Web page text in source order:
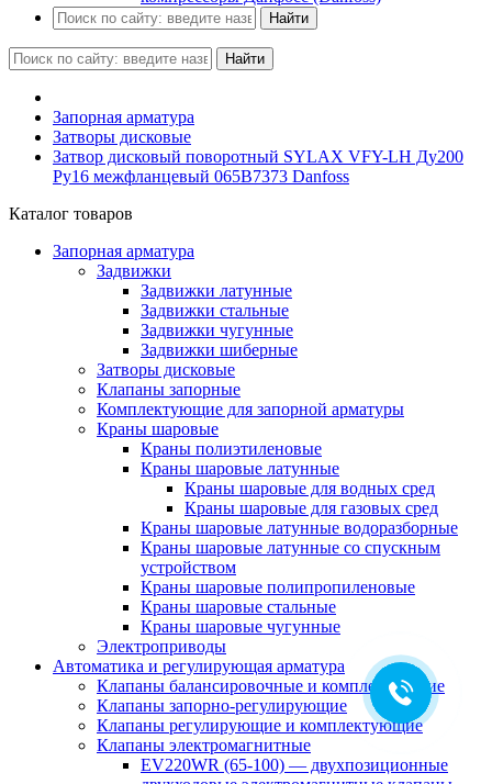
Найти
Найти
Запорная арматура
Затворы дисковые
Затвор дисковый поворотный SYLAX VFY-LH Ду200
Ру16 межфланцевый 065B7373 Danfoss
Каталог товаров
Запорная арматура
Задвижки
Задвижки латунные
Задвижки стальные
Задвижки чугунные
Задвижки шиберные
Затворы дисковые
Клапаны запорные
Комплектующие для запорной арматуры
Краны шаровые
Краны полиэтиленовые
Краны шаровые латунные
Краны шаровые для водных сред
Краны шаровые для газовых сред
Краны шаровые латунные водоразборные
Краны шаровые латунные со спускным
устройством
Краны шаровые полипропиленовые
Краны шаровые стальные
Краны шаровые чугунные
Электроприводы
Автоматика и регулирующая арматура
Клапаны балансировочные и комплектующие
Клапаны запорно-регулирующие
Клапаны регулирующие и комплектующие
Клапаны электромагнитные
EV220WR (65-100) — двухпозиционные